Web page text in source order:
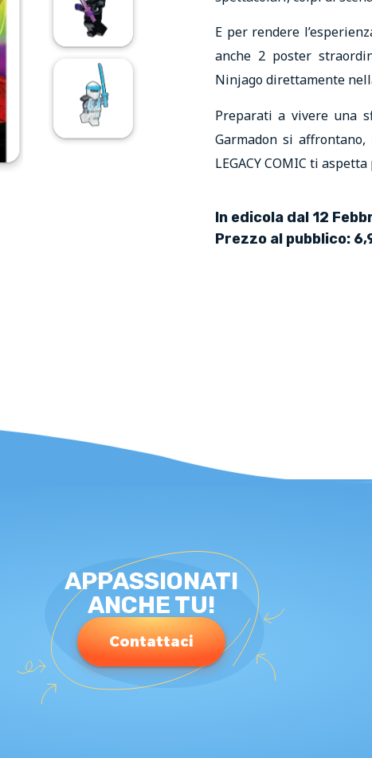
E per rendere
anche 2 poster
Ninjago direttamente
Preparati a vivere una
Garmadon si affrontano,
LEGACY COMIC ti
In edicola dal 12
Prezzo al pubblico:
APPASSIONATI
ANCHE TU!
Contattaci